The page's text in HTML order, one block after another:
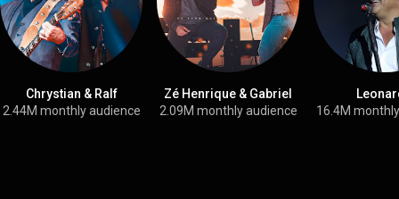
Chrystian & Ralf
2.44M monthly audience
Zé Henrique & Gabriel
2.09M monthly audience
16.4M